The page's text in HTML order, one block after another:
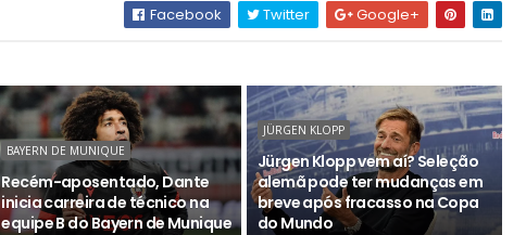
Facebook Twitter Google+
BAYERN DE MUNIQUE
Recém-aposentado, Dante
inicia carreira de técnico na
equipe B do Bayern de Munique
JÜRGEN KLOPP
Jürgen Klopp vem aí? Seleção
alemã pode ter mudanças em
breve após fracasso na Copa
do Mundo